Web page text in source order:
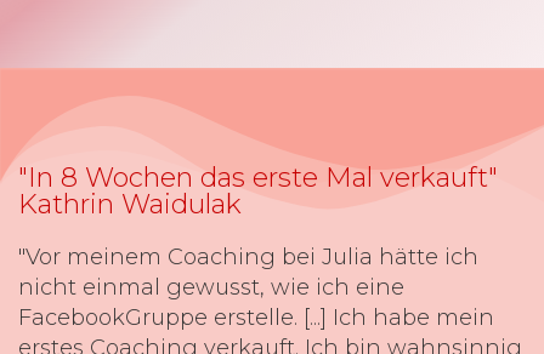
"In 8 Wochen das erste Mal verkauft"
Kathrin Waidulak
"Vor meinem Coaching bei Julia hätte ich
nicht einmal gewusst, wie ich eine
FacebookGruppe erstelle. [...] Ich habe mein
erstes Coaching verkauft. Ich bin wahnsinnig